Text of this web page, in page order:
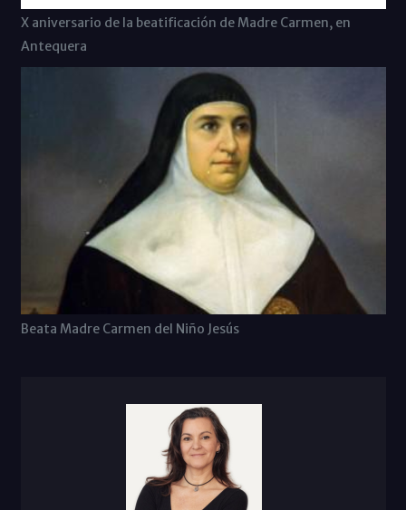
X aniversario de la beatificación de Madre Carmen, en
Antequera
Beata Madre Carmen del Niño Jesús